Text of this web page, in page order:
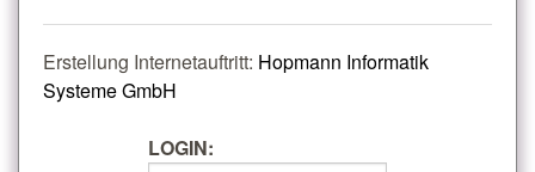
Erstellung Internetauftritt: Hopmann Informatik
Systeme GmbH
LOGIN: